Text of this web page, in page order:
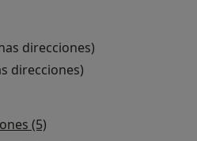
direcciones)
direcciones)
(5)